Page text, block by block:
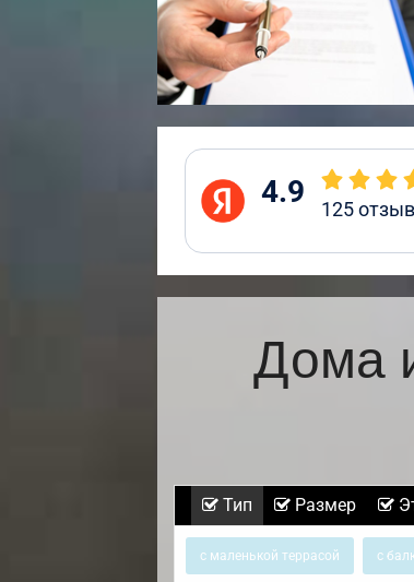
4.9 125
Дома
Тип Размер
с маленькой террасой с